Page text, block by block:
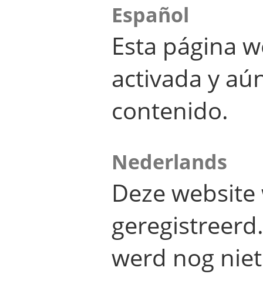
Español
Esta página
activada y
contenido.
Nederlands
Deze
werd nog